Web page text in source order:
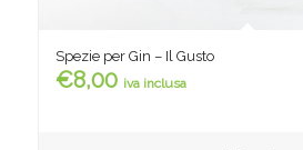
Spezie per Gin – Il Gusto
€8,00 iva inclusa